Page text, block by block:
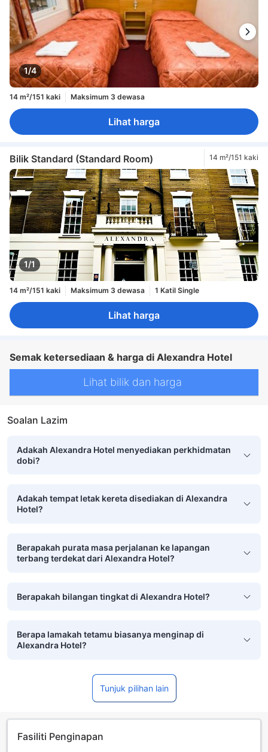
1/4
14 m²/151 kaki Maksimum 3 dewasa
Lihat harga
Bilik Standard (Standard Room) 14 m²/151 kaki
1/1
14 m²/151 kaki Maksimum 3 dewasa 1 Katil Single
Lihat harga
Semak ketersediaan & harga di Alexandra Hotel
Lihat bilik dan harga
Soalan Lazim
Adakah Alexandra Hotel menyediakan perkhidmatan
dobi?
Adakah tempat letak kereta disediakan di Alexandra
Hotel?
Berapakah purata masa perjalanan ke lapangan
terbang terdekat dari Alexandra Hotel?
Berapakah bilangan tingkat di Alexandra Hotel?
Berapa lamakah tetamu biasanya menginap di
Alexandra Hotel?
Tunjuk pilihan lain
Fasiliti Penginapan